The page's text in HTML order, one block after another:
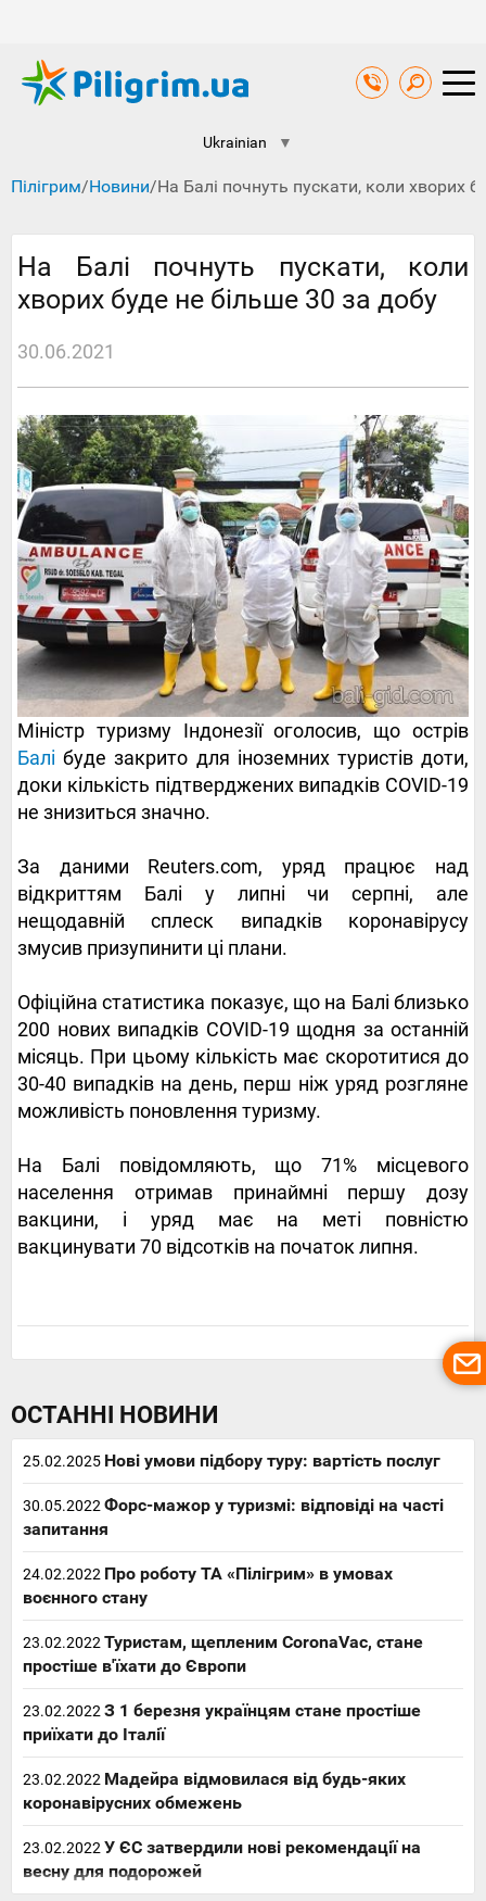
Ukrainian ▼
Пілігрим/Новини/На Балі почнуть пускати, коли хворих
ОСТАННІ НОВИНИ
25.02.2025 Нові умови підбору туру: вартість послуг
30.05.2022 Форс-мажор у туризмі: відповіді на часті
запитання
24.02.2022 Про роботу ТА «Пілігрим» в умовах
воєнного стану
23.02.2022 Туристам, щепленим CoronaVac, стане
простіше в'їхати до Європи
23.02.2022 З 1 березня українцям стане простіше
приїхати до Італії
23.02.2022 Мадейра відмовилася від будь-яких
коронавірусних обмежень
23.02.2022 У ЄС затвердили нові рекомендації на
весну для подорожей
На Балі почнуть пускати, коли
хворих буде не більше 30 за добу
30.06.2021
Міністр туризму Індонезії оголосив, що острів
Балі буде закрито для іноземних туристів доти,
доки кількість підтверджених випадків COVID-19
не знизиться значно.
За даними Reuters.com, уряд працює над
відкриттям Балі у липні чи серпні, але
нещодавній сплеск випадків коронавірусу
змусив призупинити ці плани.
Офіційна статистика показує, що на Балі близько
200 нових випадків COVID-19 щодня за останній
місяць. При цьому кількість має скоротитися до
30-40 випадків на день, перш ніж уряд розгляне
можливість поновлення туризму.
На Балі повідомляють, що 71% місцевого
населення отримав принаймні першу дозу
вакцини, і уряд має на меті повністю
вакцинувати 70 відсотків на початок липня.